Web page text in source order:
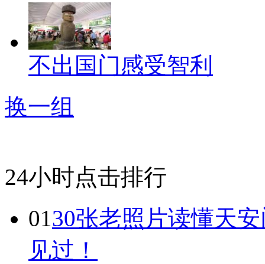
不出国门感受智利
换一组
24小时点击排行
0130张老照片读懂天
见过！